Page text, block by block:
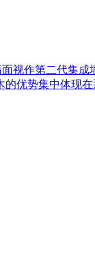
视作第二代集成
的优势集中体现